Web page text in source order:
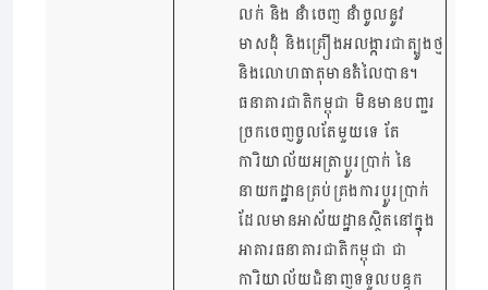
លក់ និង នាំចេញ នាំចូលនូវ
មាសដុំ និងគ្រឿងអលង្ការជាត្បូងថ្ម
និងលោហធាតុមានតំលៃបាន។
ធនាគារជាតិកម្ពុជា មិនមានបញ្ជរ
ច្រកចេញចូលតែមួយទេ តែ
ការិយាល័យអត្រាប្តូរប្រាក់ នៃ
នាយកដ្ឋានគ្រប់គ្រងការប្តូរប្រាក់
ដែលមានអាស័យដ្ឋានស្ថិតនៅក្នុង
អាគារធនាគារជាតិកម្ពុជា ជា
ការិយាល័យជំនាញទទួលបន្ទុក